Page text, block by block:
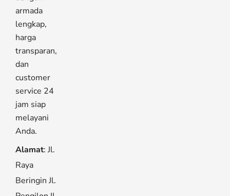
armada
lengkap,
harga
transparan,
dan
customer
service 24
jam siap
melayani
Anda.
Alamat: Jl.
Raya
Beringin Jl.